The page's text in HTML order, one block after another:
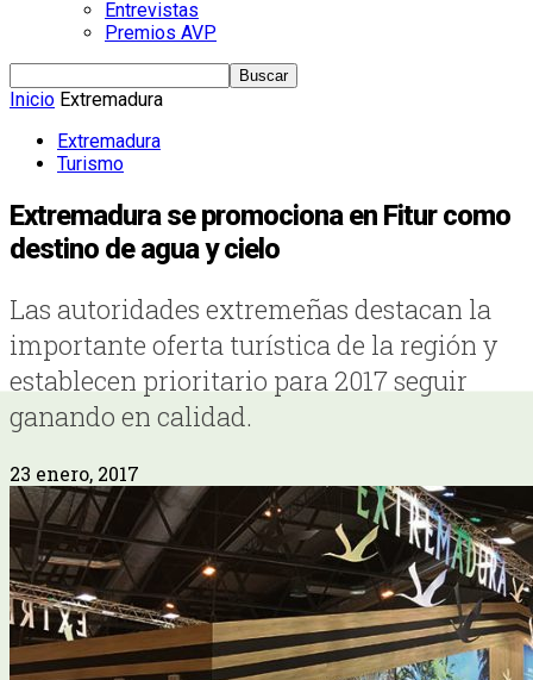
Entrevistas
Premios AVP
Inicio Extremadura
Extremadura
Turismo
Extremadura se promociona en Fitur como
destino de agua y cielo
Las autoridades extremeñas destacan la
importante oferta turística de la región y
establecen prioritario para 2017 seguir
ganando en calidad.
23 enero, 2017